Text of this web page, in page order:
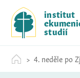
c
institut
studií
4. neděle po